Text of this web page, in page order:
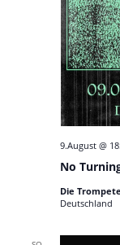
No
9.August @
Die
Deutschland